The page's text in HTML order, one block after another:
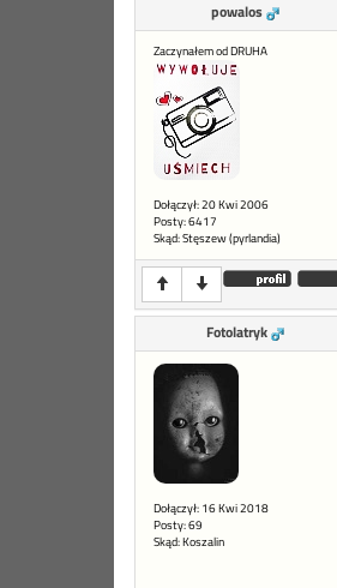
powalos
Zaczynałem od DRUHA
Dołączył: 20 Kwi 2006
Posty: 6417
Skąd: Stęszew (pyrlandia)
Fotolatryk
Dołączył: 16 Kwi 2018
Posty: 69
Skąd: Koszalin